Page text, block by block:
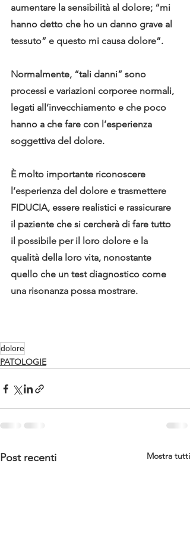
aumentare la sensibilità al dolore; “mi
hanno detto che ho un danno grave al
tessuto” e questo mi causa dolore”.
Normalmente, “tali danni” sono
processi e variazioni corporee normali,
legati all’invecchiamento e che poco
hanno a che fare con l’esperienza
soggettiva del dolore.
È molto importante riconoscere
l’esperienza del dolore e trasmettere
FIDUCIA, essere realistici e rassicurare
il paziente che si cercherà di fare tutto
il possibile per il loro dolore e la
qualità della loro vita, nonostante
quello che un test diagnostico come
una risonanza possa mostrare.
dolore
PATOLOGIE
Post recenti Mostra tutti